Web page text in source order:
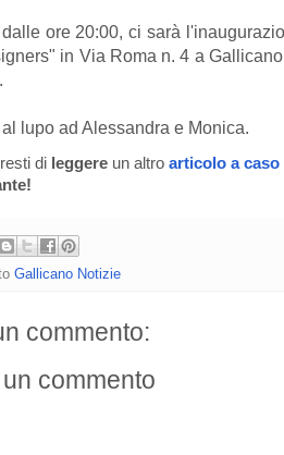
ore 20:00, ci sarà
in Via Roma n. 4 a
lupo ad Alessandra e Monica.
di leggere un altro articolo a caso
Gallicano Notizie
commento:
commento